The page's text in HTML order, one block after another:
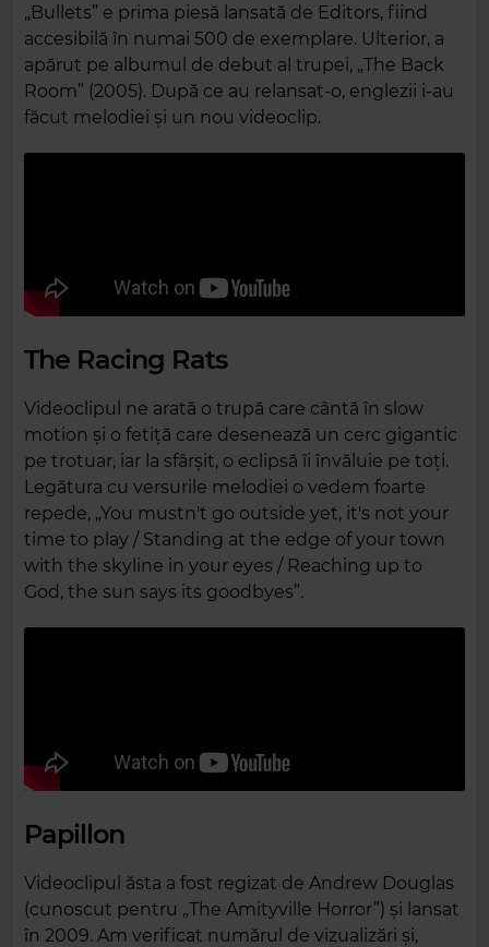
„Bullets” e prima piesă lansată de Editors, fiind
accesibilă în numai 500 de exemplare. Ulterior, a
apărut pe albumul de debut al trupei, „The Back
Room” (2005). După ce au relansat-o, englezii i-au
făcut melodiei și un nou videoclip.
The Racing Rats
Videoclipul ne arată o trupă care cântă în slow
motion și o fetiță care desenează un cerc gigantic
pe trotuar, iar la sfârșit, o eclipsă îi învăluie pe toți.
Legătura cu versurile melodiei o vedem foarte
repede, „You mustn't go outside yet, it's not your
time to play / Standing at the edge of your town
with the skyline in your eyes / Reaching up to
God, the sun says its goodbyes”.
Papillon
Videoclipul ăsta a fost regizat de Andrew Douglas
(cunoscut pentru „The Amityville Horror”) și lansat
în 2009. Am verificat numărul de vizualizări și,